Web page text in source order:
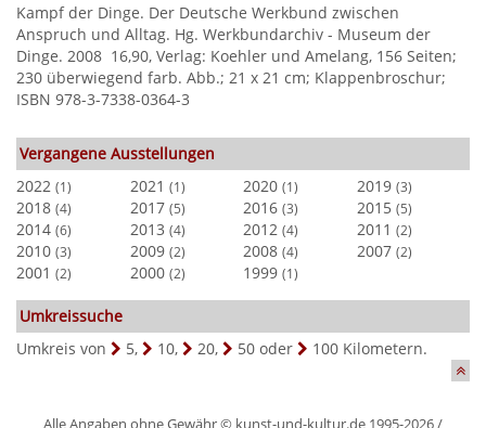
Kampf der Dinge. Der Deutsche Werkbund zwischen
Anspruch und Alltag. Hg. Werkbundarchiv - Museum der
Dinge. 2008  16,90, Verlag: Koehler und Amelang, 156 Seiten;
230 überwiegend farb. Abb.; 21 x 21 cm; Klappenbroschur;
ISBN 978-3-7338-0364-3
Vergangene Ausstellungen
2022 (1) 2021 (1) 2020 (1) 2019 (3)
2018 (4) 2017 (5) 2016 (3) 2015 (5)
2014 (6) 2013 (4) 2012 (4) 2011 (2)
2010 (3) 2009 (2) 2008 (4) 2007 (2)
2001 (2) 2000 (2) 1999 (1)
Umkreissuche
Umkreis von
5, 10, 20, 50 oder 100 Kilometern.
Alle Angaben ohne Gewähr © kunst-und-kultur.de 1995-2026 /